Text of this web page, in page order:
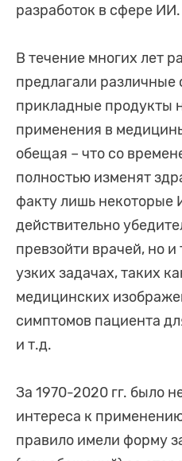
разработок в сфере ИИ.
В течение многих лет
предлагали различные
прикладные продукты
применения в
обещая – что со
полностью изменят
факту лишь
действительно
превзойти врачей, но
узких задачах, таких
медицинских
симптомов пациента
и т.д.
За 1970-2020 гг. было
интереса к
правило имели форму